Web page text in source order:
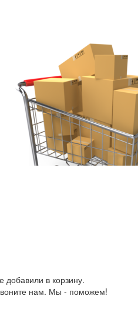
добавили в корзину.
нам. Мы - поможем!